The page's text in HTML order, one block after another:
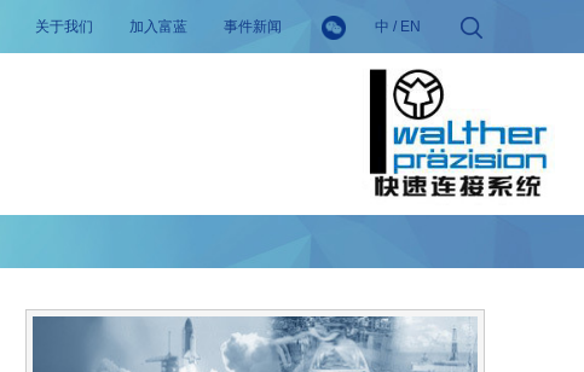
关于我们 加入富蓝 事件新闻 中 / EN